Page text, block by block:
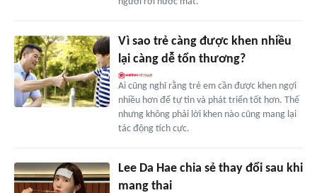
Vì sao trẻ càng được khen nhiều
lại càng dễ tổn thương?
Ai cũng nghĩ rằng trẻ em cần được khen ngợi
nhiều hơn để tự tin và phát triển tốt hơn. Thế
nhưng không phải lời khen nào cũng mang lại
tác động tích cực.
Lee Da Hae chia sẻ thay đổi sau khi
mang thai